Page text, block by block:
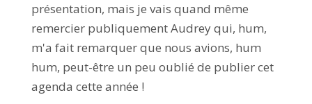
présentation, mais je vais quand même
remercier publiquement Audrey qui, hum,
m'a fait remarquer que nous avions, hum
hum, peut-être un peu oublié de publier cet
agenda cette année !